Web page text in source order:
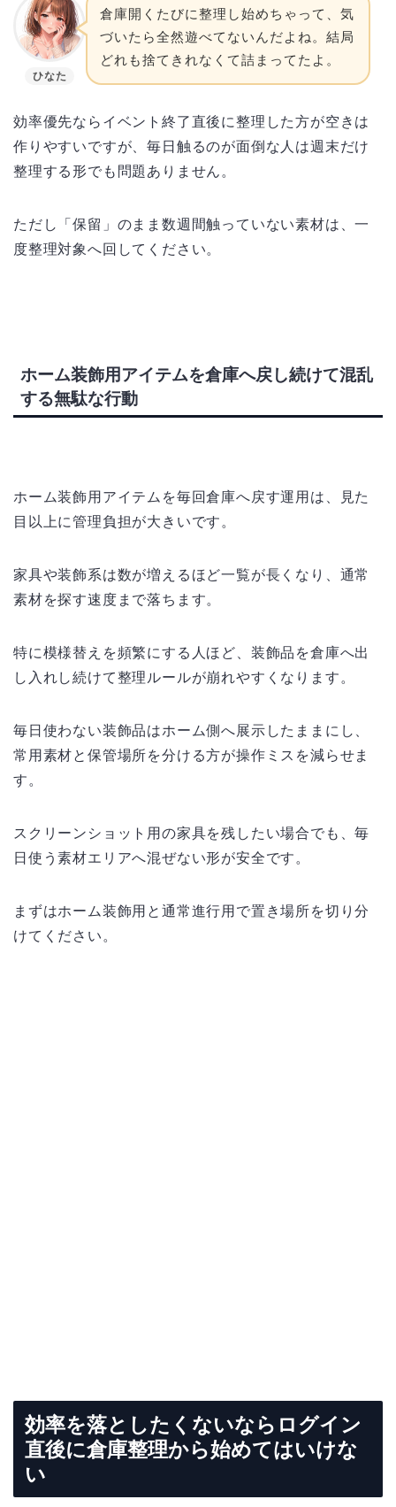
ひなた
倉庫開くたびに整理し始めちゃって、気
づいたら全然遊べてないんだよね。結局
どれも捨てきれなくて詰まってたよ。
効率優先ならイベント終了直後に整理した方が空きは
作りやすいですが、毎日触るのが面倒な人は週末だけ
整理する形でも問題ありません。
ただし「保留」のまま数週間触っていない素材は、一
度整理対象へ回してください。
ホーム装飾用アイテムを倉庫へ戻し続けて混乱
する無駄な行動
ホーム装飾用アイテムを毎回倉庫へ戻す運用は、見た
目以上に管理負担が大きいです。
家具や装飾系は数が増えるほど一覧が長くなり、通常
素材を探す速度まで落ちます。
特に模様替えを頻繁にする人ほど、装飾品を倉庫へ出
し入れし続けて整理ルールが崩れやすくなります。
毎日使わない装飾品はホーム側へ展示したままにし、
常用素材と保管場所を分ける方が操作ミスを減らせま
す。
スクリーンショット用の家具を残したい場合でも、毎
日使う素材エリアへ混ぜない形が安全です。
まずはホーム装飾用と通常進行用で置き場所を切り分
けてください。
効率を落としたくないならログイン
直後に倉庫整理から始めてはいけな
い